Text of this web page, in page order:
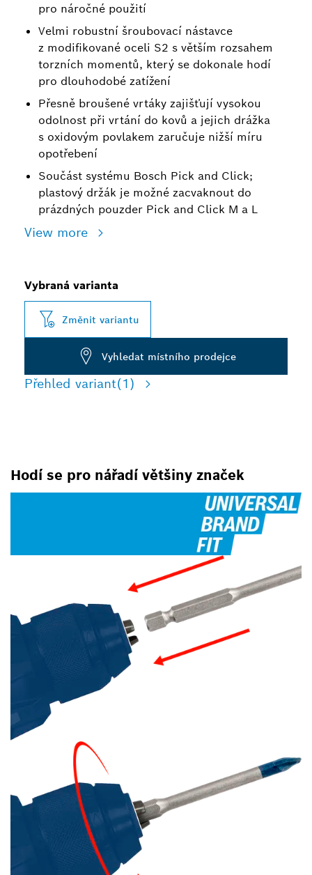
pro náročné použití
Velmi robustní šroubovací nástavce
z modifikované oceli S2 s větším rozsahem
torzních momentů, který se dokonale hodí
pro dlouhodobé zatížení
Přesně broušené vrtáky zajišťují vysokou
odolnost při vrtání do kovů a jejich drážka
s oxidovým povlakem zaručuje nižší míru
opotřebení
Součást systému Bosch Pick and Click;
plastový držák je možné zacvaknout do
prázdných pouzder Pick and Click M a L
View more
Vybraná varianta
Změnit variantu
Vyhledat místního prodejce
Přehled variant(1)
Hodí se pro nářadí většiny značek